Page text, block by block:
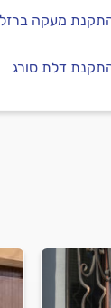
מעקה ברזל
דלת סורג